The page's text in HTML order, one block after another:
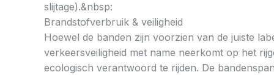
slijtage).&nbsp:
Brandstofverbruik & veiligheid
Hoewel de banden zijn voorzien van de juiste
verkeersveiligheid met name neerkomt op het
ecologisch verantwoord te rijden. De